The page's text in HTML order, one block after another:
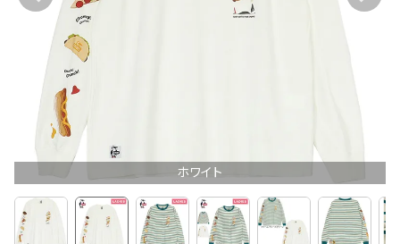
ホワイト